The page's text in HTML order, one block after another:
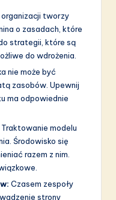
tworzy
o zasadach, które
strategii, które są
do wdrożenia.
nie może być
zasobów. Upewnij
ma odpowiednie
Traktowanie modelu
Środowisko się
razem z nim.
Czasem zespoły
strony